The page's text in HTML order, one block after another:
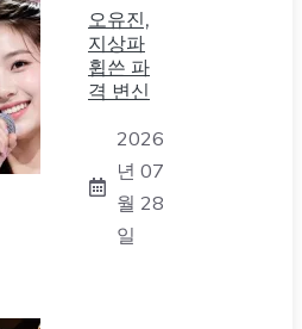
오유진,
지상파
휩쓴 파
격 변신
2026
년 07
월 28
일